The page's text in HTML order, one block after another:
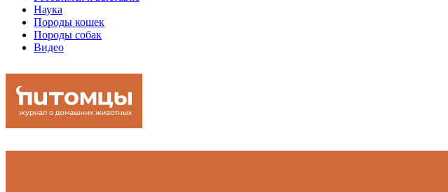
Наука
Породы кошек
Породы собак
Видео